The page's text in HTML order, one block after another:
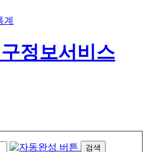
검색